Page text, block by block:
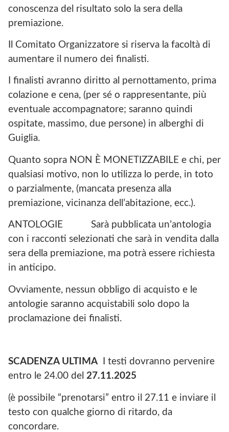
conoscenza del risultato solo la sera della
premiazione.
Il Comitato Organizzatore si riserva la facoltà di
aumentare il numero dei finalisti.
I finalisti avranno diritto al pernottamento, prima
colazione e cena, (per sé o rappresentante, più
eventuale accompagnatore; saranno quindi
ospitate, massimo, due persone) in alberghi di
Guiglia.
Quanto sopra NON È MONETIZZABILE e chi, per
qualsiasi motivo, non lo utilizza lo perde, in toto
o parzialmente, (mancata presenza alla
premiazione, vicinanza dell’abitazione, ecc.).
ANTOLOGIE Sarà pubblicata un’antologia
con i racconti selezionati che sarà in vendita dalla
sera della premiazione, ma potrà essere richiesta
in anticipo.
Ovviamente, nessun obbligo di acquisto e le
antologie saranno acquistabili solo dopo la
proclamazione dei finalisti.
SCADENZA ULTIMAI testi dovranno pervenire
entro le 24.00 del 27.11.2025
(è possibile “prenotarsi” entro il 27.11 e inviare il
testo con qualche giorno di ritardo, da
concordare.